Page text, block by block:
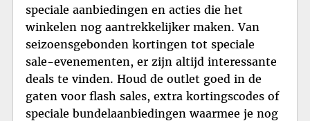
speciale aanbiedingen en acties die het
winkelen nog aantrekkelijker maken. Van
seizoensgebonden kortingen tot speciale
sale-evenementen, er zijn altijd interessante
deals te vinden. Houd de outlet goed in de
gaten voor flash sales, extra kortingscodes of
speciale bundelaanbiedingen waarmee je nog